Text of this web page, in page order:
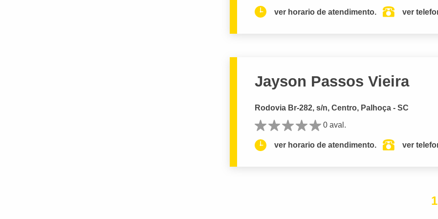
ver horario de atendimento. ver
Jayson Passos Vieira
Rodovia Br-282, s/n, Centro, Palhoça - SC
0 aval.
ver horario de atendimento. ver
1